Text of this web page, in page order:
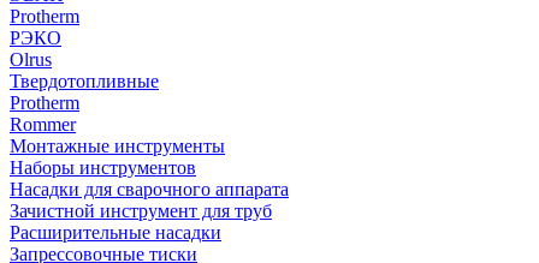
Protherm
РЭКО
Olrus
Твердотопливные
Protherm
Rommer
Монтажные инструменты
Наборы инструментов
Насадки для сварочного аппарата
Зачистной инструмент для труб
Расширительные насадки
Запрессовочные тиски